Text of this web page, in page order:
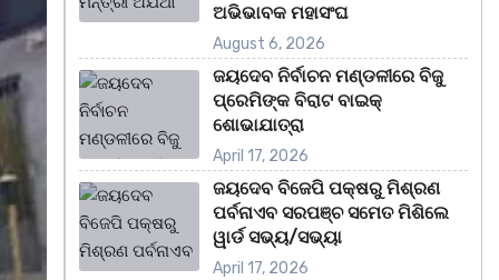
ଅଭିଭାବକ ମହାସଂଘ
August 6, 2026
ଜୟଦେବ ନିର୍ବାଚନ ମଣ୍ଡଳୀରେ ବିଜୁ
ପ୍ରେମିଙ୍କ ବିରାଟ ବାଇକ୍
ଶୋଭାଯାତ୍ରା
April 17, 2026
ଜୟଦେବ ବିଜେପି ପକ୍ଷରୁ ମିଶ୍ରଣ
ପର୍ବନାଏବ ସରପଞ୍ଚ ସମେତ ମିଶିଲେ
ୱାର୍ଡ ସଭ୍ୟ/ସଭ୍ୟା
April 17, 2026